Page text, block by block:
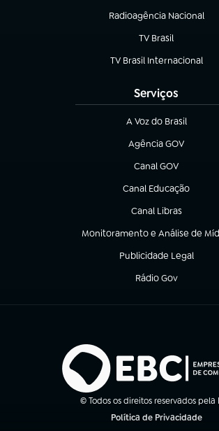
Radioagência Nacional
(abre em nova aba)
TV Brasil
(abre em nova aba)
TV Brasil Internacional
(abre em nova aba)
Serviços
A Voz do Brasil
(abre em nova aba)
Agência GOV
(abre em nova aba)
Canal GOV
(abre em nova aba)
Canal Educação
(abre em nova aba)
Canal Libras
(abre em nova aba)
Monitoramento e Análise de
(abre em nova aba)
Publicidade Legal
(abre em nova aba)
Rádio Gov
(abre em nova aba)
© Todos os direitos reservados pela
Política de Privacidade